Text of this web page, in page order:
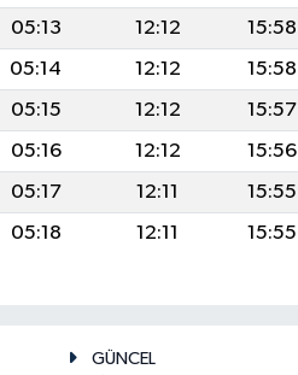
05:13 12:12 15:58
05:14 12:12 15:58
05:15 12:12 15:57
05:16 12:12 15:56
05:17 12:11 15:55
05:18 12:11 15:55
GÜNCEL